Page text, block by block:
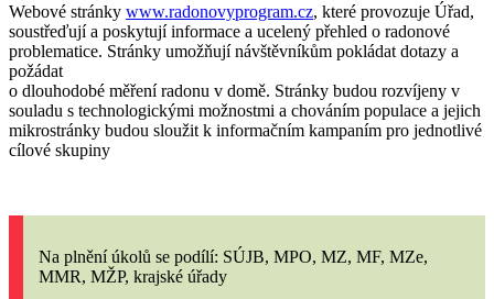
Webové stránky www.radonovyprogram.cz, které provozuje Úřad,
soustřeďují a poskytují informace a ucelený přehled o radonové
problematice. Stránky umožňují návštěvníkům pokládat dotazy a
požádat
o dlouhodobé měření radonu v domě. Stránky budou rozvíjeny v
souladu s technologickými možnostmi a chováním populace a jejich
mikrostránky budou sloužit k informačním kampaním pro jednotlivé
cílové skupiny
Na plnění úkolů se podílí: SÚJB, MPO, MZ, MF, MZe,
MMR, MŽP, krajské úřady